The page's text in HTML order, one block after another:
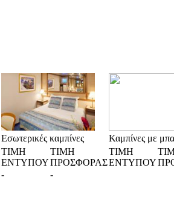
Εσωτερικές καμπίνες
Καμπίνες με
ΤΙΜΗ
ΕΝΤΥΠΟΥ
ΤΙΜΗ
ΠΡΟΣΦΟΡΑΣ
ΤΙΜΗ
ΕΝΤΥΠΟΥ
- -